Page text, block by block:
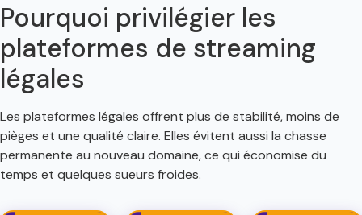
Pourquoi privilégier les
plateformes de streaming
légales
Les plateformes légales offrent plus de stabilité, moins de
pièges et une qualité claire. Elles évitent aussi la chasse
permanente au nouveau domaine, ce qui économise du
temps et quelques sueurs froides.